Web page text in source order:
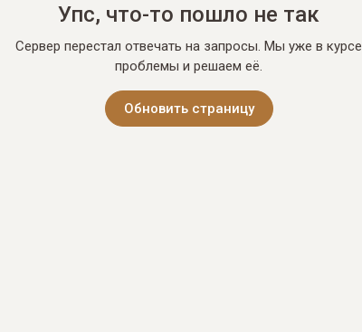
Упс, что-то пошло не так
Сервер перестал отвечать на запросы. Мы уже в курсе
проблемы и решаем её.
Обновить страницу